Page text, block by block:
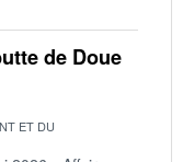
de Doue
ET DU